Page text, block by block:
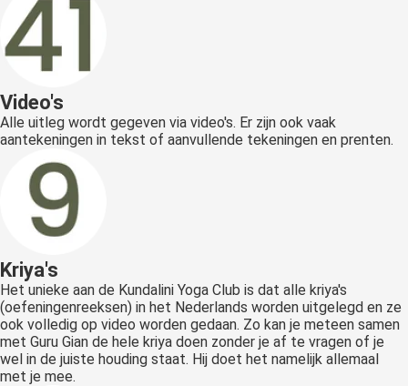
Video's
Alle uitleg wordt gegeven via video's. Er zijn ook vaak
aantekeningen in tekst of aanvullende tekeningen en prenten.
Kriya's
Het unieke aan de Kundalini Yoga Club is dat alle kriya's
(oefeningenreeksen) in het Nederlands worden uitgelegd en ze
ook volledig op video worden gedaan. Zo kan je meteen samen
met Guru Gian de hele kriya doen zonder je af te vragen of je
wel in de juiste houding staat. Hij doet het namelijk allemaal
met je mee.